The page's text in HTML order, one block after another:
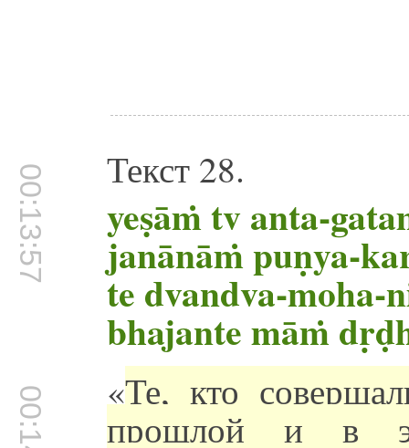
00:13:57 Текст 28.
yeṣāṁ tv anta-
janānāṁ puṇya-
te dvandva-moha-
bhajante māṁ
«Те, кто
прошлой и в